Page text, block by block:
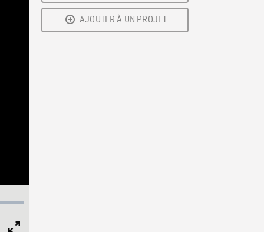
AJOUTER À UN PROJET